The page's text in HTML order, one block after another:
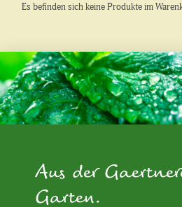
Es befinden sich keine Produkte im
Aus der
Garten.